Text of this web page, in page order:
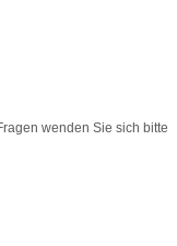
wenden Sie sich bitte